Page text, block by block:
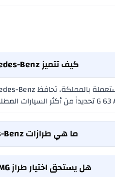
كيف تتميز Mercedes-Benz عن BMW وAudi من حيث قيمة إعادة البيع في السوق السعودية؟
ما هي طرازات Mercedes-Benz الكهربائية بالكامل المتوفرة في المملكة العربية السعودية؟
هل يستحق اختيار طراز Mercedes-Benz AMG بدلاً من الطراز القياسي في المملكة العربية السعودية؟